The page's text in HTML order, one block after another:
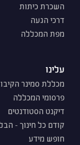
השכרת כיתות
דרכי הגעה
מפת המכללה
עלינו
מכללת סמינר
פרסומי המכללה
דיקנט הסטודנטים
קודם כל חינוך -
חופש מידע